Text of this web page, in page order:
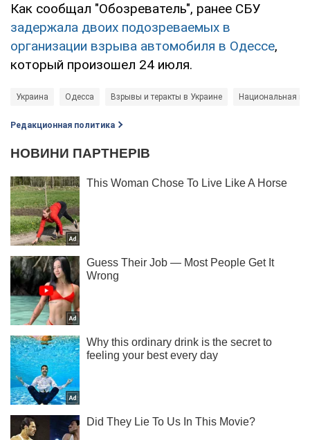
Как сообщал "Обозреватель", ранее СБУ
задержала двоих подозреваемых в
организации взрыва автомобиля в Одессе,
который произошел 24 июля.
Украина Одесса Взрывы и теракты в Украине Национальная
Редакционная политика